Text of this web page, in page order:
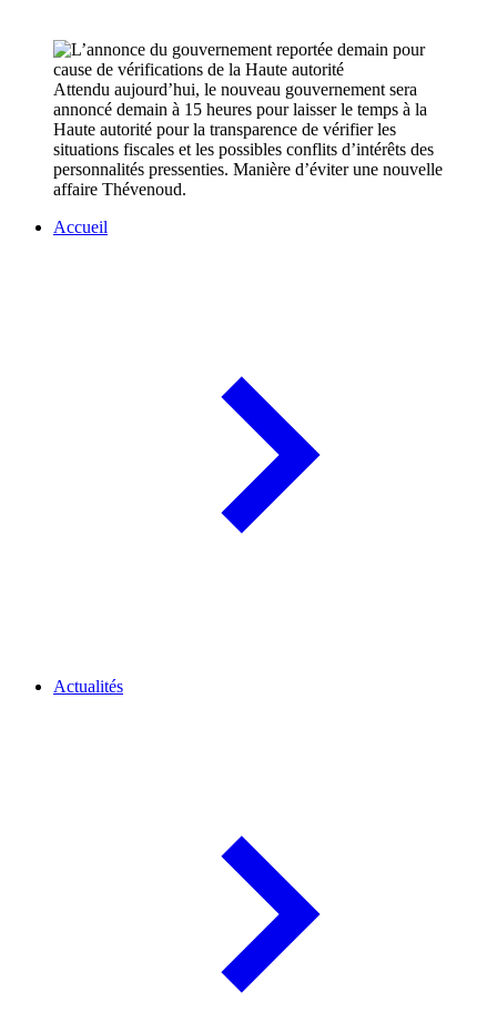
Attendu aujourd’hui, le nouveau gouvernement sera
annoncé demain à 15 heures pour laisser le temps à la
Haute autorité pour la transparence de vérifier les
situations fiscales et les possibles conflits d’intérêts des
personnalités pressenties. Manière d’éviter une nouvelle
affaire Thévenoud.
Accueil
Actualités